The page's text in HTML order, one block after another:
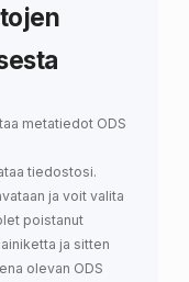
metatiedot ODS
tiedostosi.
ja voit valita
poistanut
ja sitten
olevan ODS